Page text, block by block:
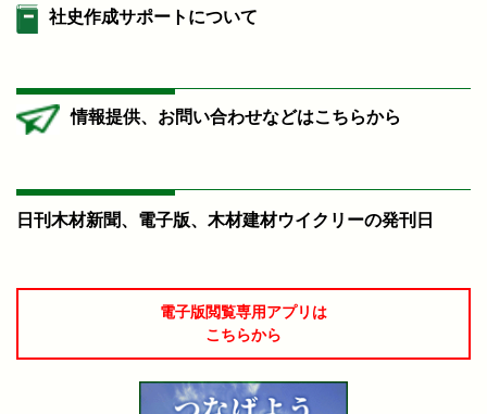
社史作成サポートについて
情報提供、お問い合わせなどはこちらから
日刊木材新聞、電子版、木材建材ウイクリーの発刊日
電子版閲覧専用アプリは
こちらから